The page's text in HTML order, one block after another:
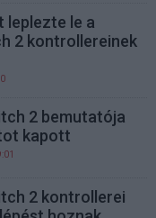
leplezte le a
2 kontrollereinek
2 bemutatója
kapott
2 kontrollerei